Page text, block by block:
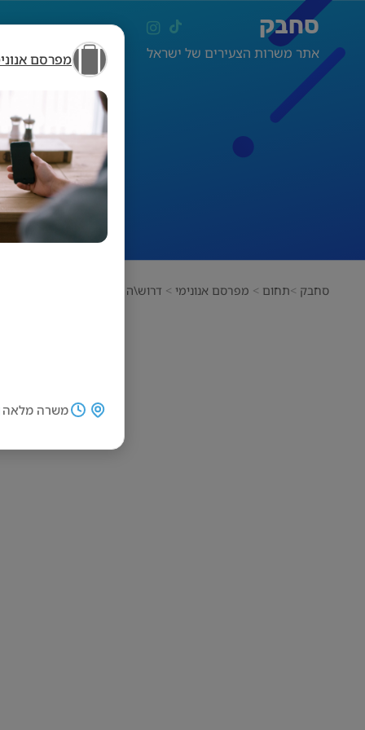
מפרסם
משרה מלאה
סחבק
אתר משרות הצעירים של ישראל
סחבק תחום מפרסם אנונימי דרוש\ה מנהל\ת משרד!